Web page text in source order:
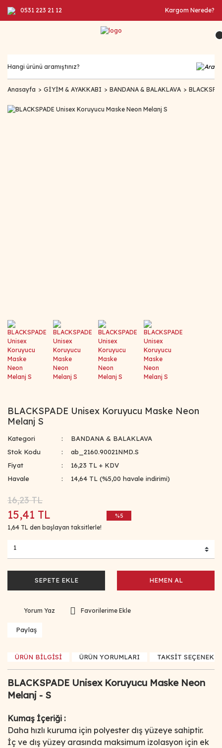
0531 223 21 12 Kargom Nerede?
Anasayfa GİYİM & AYAKKABI BANDANA & BALAKLAVA
BLACKSPADE Unisex Koruyucu Maske Neon
Melanj S
Kategori
BANDANA & BALAKLAVA
Stok Kodu
ab_2160.90021NMD.S
Fiyat
16,23 TL + KDV
Havale
14,64 TL (%5,00 havale indirimi)
16,23 TL
15,41 TL
1,64 TL den başlayan taksitlerle!
%5
SEPETE EKLE HEMEN AL
Yorum Yaz
Paylaş
ÜRÜN BİLGİSİ ÜRÜN YORUMLARI TAKSİT
BLACKSPADE Unisex Koruyucu Maske Neon
Melanj - S
Kumaş İçeriği :
Daha hızlı kuruma için polyester dış yüzeye sahiptir.
İç ve dış yüzey arasında maksimum izolasyon için ek